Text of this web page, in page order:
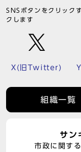
SNSボタンをクリック
クします
X(旧Twitter)
組織一覧
サン
市政に関す